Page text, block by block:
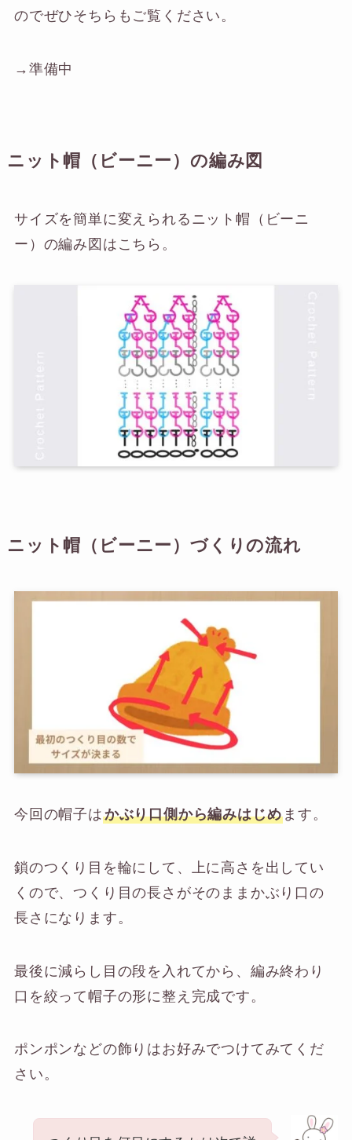
のでぜひそちらもご覧ください。
→準備中
ニット帽（ビーニー）の編み図
サイズを簡単に変えられるニット帽（ビーニ
ー）の編み図はこちら。
ニット帽（ビーニー）づくりの流れ
今回の帽子はかぶり口側から編みはじめ ます。
鎖のつくり目を輪にして、上に高さを出してい
くので、つくり目の長さがそのままかぶり口の
長さになります。
最後に減らし目の段を入れてから、編み終わり
口を絞って帽子の形に整え完成です。
ポンポンなどの飾りはお好みでつけてみてくだ
さい。